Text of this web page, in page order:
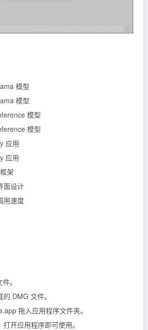
模型
模型
模型
模型
应用
应用
架
面设计
用速度
。
DMG 文件。
拖入应用程序文件夹。
开应用程序即可使用。